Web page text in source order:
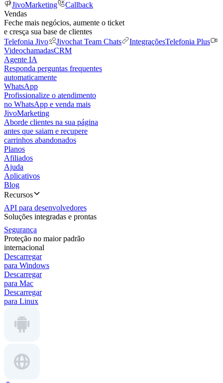
JivoMarketing
Callback
Vendas
Feche mais negócios, aumente o ticket
e cresça sua base de clientes
Telefonia Jivo
Jivochat Team Chats IntegraçõesTelefonia Plus
VideochamadasCRM
Agente IA
Responda perguntas frequentes
automaticamente
WhatsApp
Profissionalize o atendimento
no WhatsApp e venda mais
JivoMarketing
Aborde clientes na sua página
antes que saiam e recupere
carrinhos abandonados
Planos
Afiliados
Ajuda
Aplicativos
Blog
Recursos
API para desenvolvedores
Soluções integradas e prontas
Segurança
Proteção no maior padrão
internacional
Descarregar
para Windows
Descarregar
para Mac
Descarregar
para Linux